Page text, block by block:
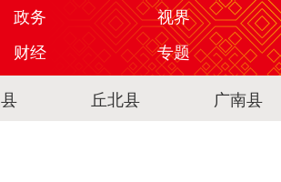
政务
视界
财经
专题
丘北县 广南县